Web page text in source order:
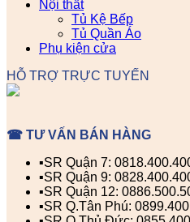
Nội thất
Tủ Kệ Bếp
Tủ Quần Áo
Phụ kiện cửa
HỖ TRỢ TRỰC TUYẾN
☎ TƯ VẤN BÁN HÀNG
▪️SR Quận 7:
▪️SR Quận 9:
▪️SR Quận 12:
▪️SR Q.Tân Phú: